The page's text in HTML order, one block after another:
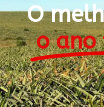
O
o ano